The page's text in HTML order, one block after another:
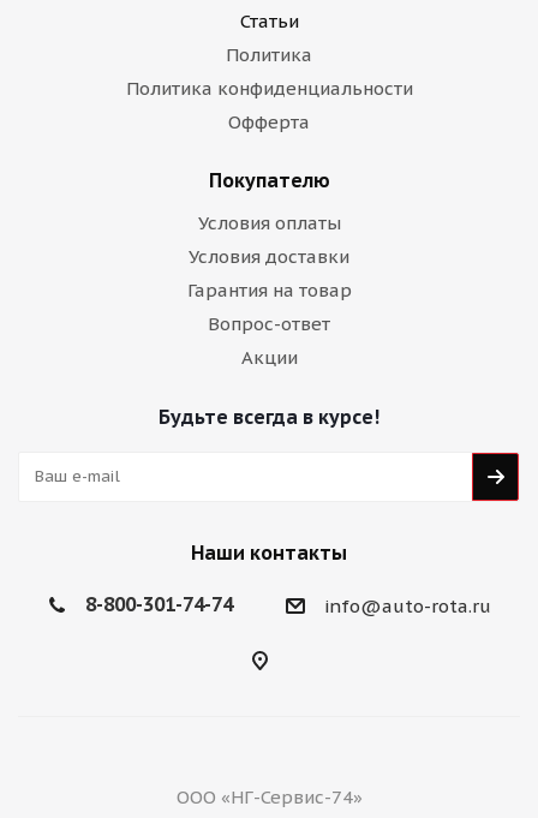
Статьи
Политика
Политика конфиденциальности
Офферта
Покупателю
Условия оплаты
Условия доставки
Гарантия на товар
Вопрос-ответ
Акции
Будьте всегда в курсе!
Наши контакты
8-800-301-74-74 info@auto-rota.ru
ООО «НГ-Сервис-74»